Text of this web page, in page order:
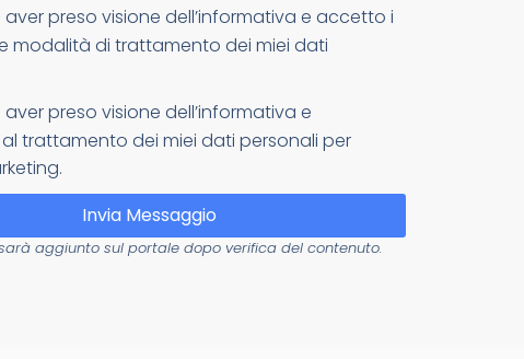
aver preso visione dell’informativa e accetto i
modalità di trattamento dei miei dati
preso visione dell’informativa e
trattamento dei miei dati personali per
Invia Messaggio
aggiunto sul portale dopo verifica del contenuto.